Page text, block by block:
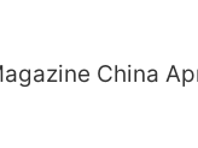
China